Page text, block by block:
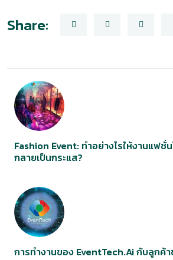
Share:
Fashion Event: ทำอย่างไรให้งานแฟ
กลายเป็นกระแส?
การทำงานของ EventTech.Ai กับลูกค้